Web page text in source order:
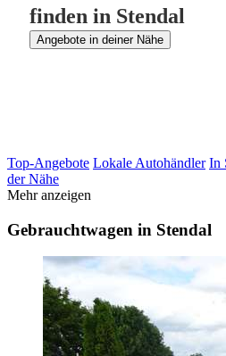
finden in Stendal
Angebote in deiner Nähe
Top-Angebote Lokale Autohändler In
der Nähe
Mehr anzeigen
Gebrauchtwagen in Stendal